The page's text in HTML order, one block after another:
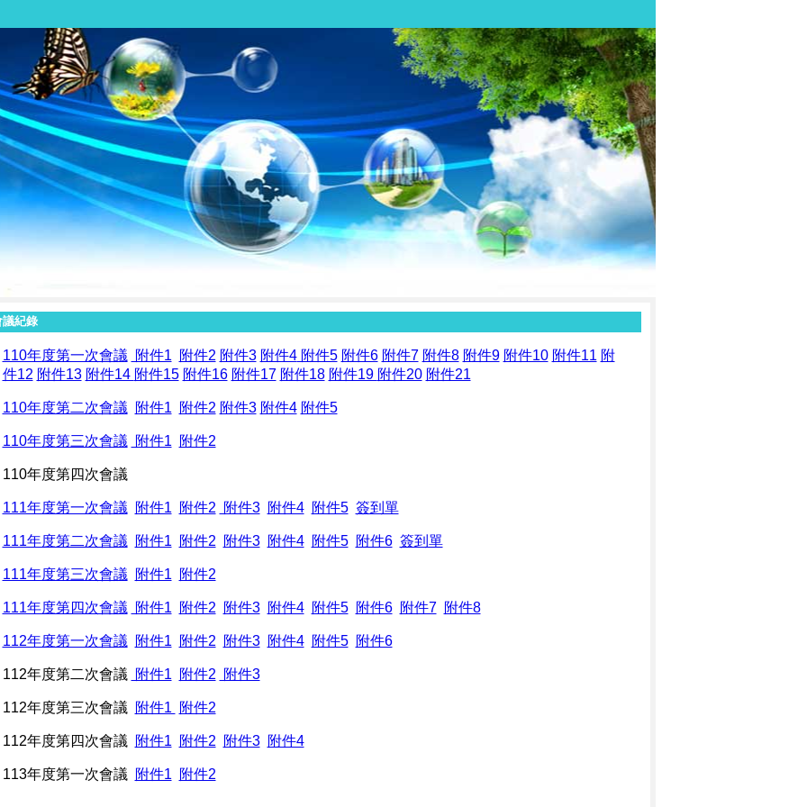
議紀錄
110年度第一次會議 附件1 附件2 附件3 附件4附件5 附件6 附件7 附件8 附件9 附件10 附件11 附
件12 附件13 附件14 附件15 附件16 附件17 附件18 附件19 附件20 附件21
110年度第二次會議 附件1 附件2 附件3 附件4 附件5
110年度第三次會議 附件1 附件2
110年度第四次會議
111年度第一次會議 附件1 附件2 附件3 附件4 附件5 簽到單
111年度第二次會議 附件1 附件2 附件3 附件4 附件5 附件6 簽到單
111年度第三次會議 附件1 附件2
111年度第四次會議 附件1 附件2 附件3 附件4 附件5 附件6 附件7 附件8
112年度第一次會議 附件1 附件2 附件3 附件4 附件5 附件6
112年度第二次會議 附件1 附件2 附件3
112年度第三次會議 附件1 附件2
112年度第四次會議 附件1 附件2 附件3 附件4
113年度第一次會議 附件1 附件2